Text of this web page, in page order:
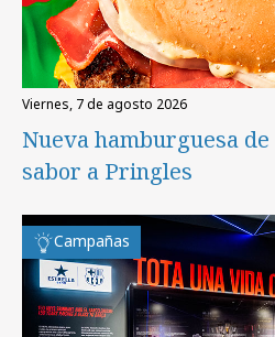
viernes, 7 de agosto 2026
Nueva hamburguesa
sabor a Pringles
Campañas